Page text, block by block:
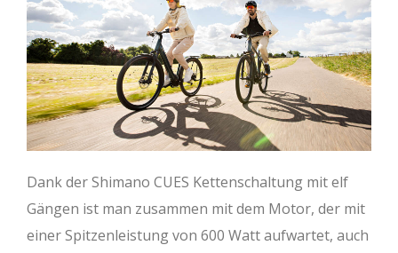
Dank der Shimano CUES Kettenschaltung mit elf
Gängen ist man zusammen mit dem Motor, der mit
einer Spitzenleistung von 600 Watt aufwartet, auch